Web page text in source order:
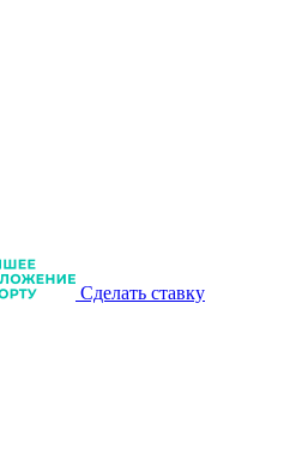
Сделать ставку